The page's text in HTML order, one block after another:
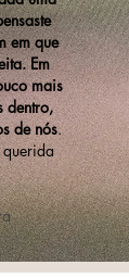
em que
Em
mais
dentro,
de nós.
querida